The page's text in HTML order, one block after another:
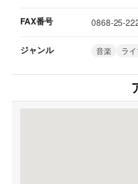
FAX番号 0868-25-
ジャンル 音楽 ラ